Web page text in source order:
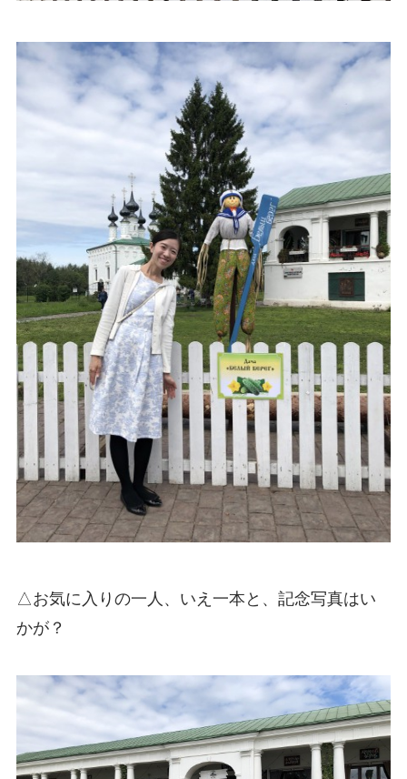
△お気に入りの一人、いえ一本と、記念写真はい
かが？